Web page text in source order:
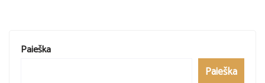
Paieška
Paieška